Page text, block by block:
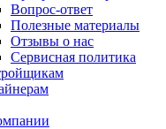
Вопрос-ответ
Полезные материалы
Отзывы о нас
Сервисная политика